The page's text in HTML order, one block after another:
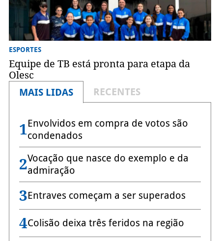
ESPORTES
Equipe de TB está pronta para etapa da
Olesc
MAIS LIDAS
RECENTES
1Envolvidos em compra de votos são
condenados
2Vocação que nasce do exemplo e da
admiração
3Entraves começam a ser superados
4Colisão deixa três feridos na região